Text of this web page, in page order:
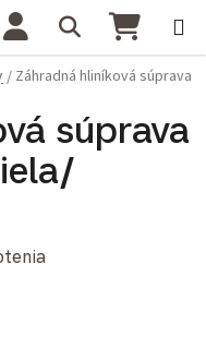
Hľadať
/ Záhradná hliníková súprava
súprava
5 hviezdičiek.